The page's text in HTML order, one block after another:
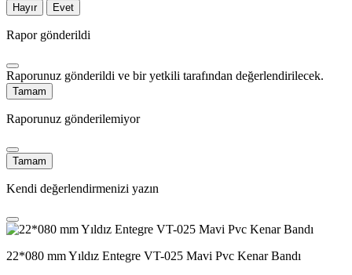
Hayır Evet
Rapor gönderildi
Raporunuz gönderildi ve bir yetkili tarafından değerlendirilecek.
Tamam
Raporunuz gönderilemiyor
Tamam
Kendi değerlendirmenizi yazın
22*080 mm Yıldız Entegre VT-025 Mavi Pvc Kenar Bandı